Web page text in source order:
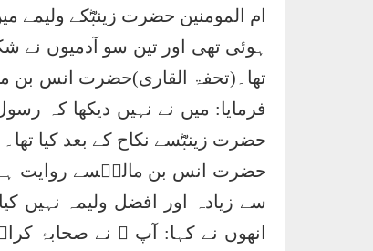
ام المومنین حضرت زینبؓکے
ہوئی تھی اور تین سو آدمیوں نے
تھا۔(تحفۃ القاری)حضرت انس بن
فرمایا: میں نے نہیں دیکھا کہ
حضرت زینبؓسے نکاح کے بعد کیا
حضرت انس بن مالکؓسے روایت ہے،
سے زیادہ اور افضل ولیمہ نہیں
انھوں نے کہا: آپ ﷺ نے صحابۂ